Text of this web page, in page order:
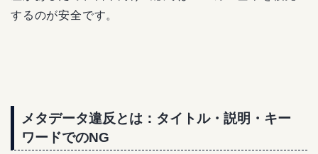
するのが安全です。
メタデータ違反とは：タイトル・説明・キー
ワードでのNG